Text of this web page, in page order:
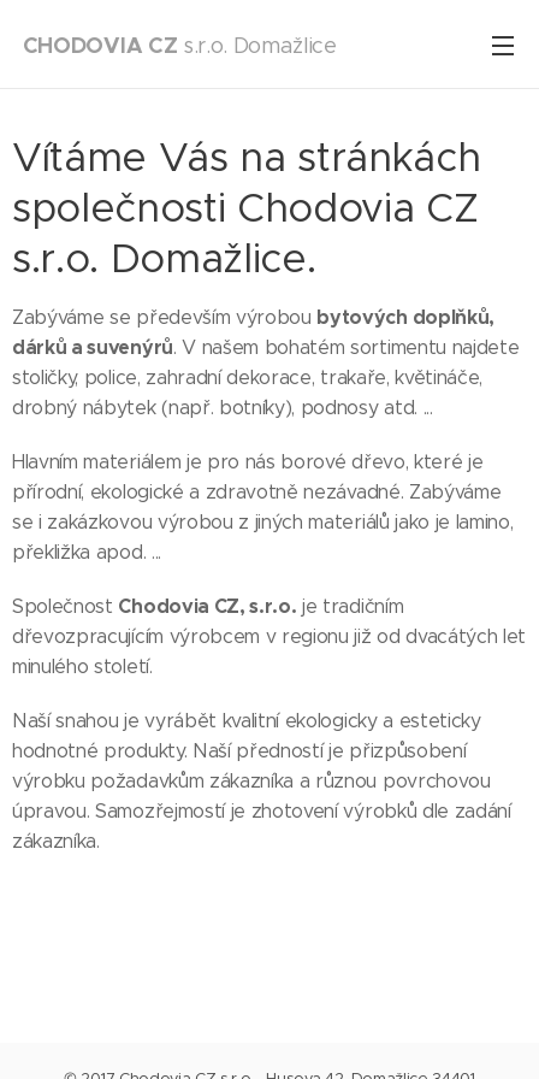
CHODOVIA CZ s.r.o. Domažlice
Vítáme Vás na stránkách
společnosti Chodovia CZ
s.r.o. Domažlice.
Zabýváme se především výrobou bytových doplňků,
dárků a suvenýrů. V našem bohatém sortimentu najdete
stoličky, police, zahradní dekorace, trakaře, květináče,
drobný nábytek (např. botníky), podnosy atd. ...
Hlavním materiálem je pro nás borové dřevo, které je
přírodní, ekologické a zdravotně nezávadné. Zabýváme
se i zakázkovou výrobou z jiných materiálů jako je lamino,
překližka apod. ...
Společnost Chodovia CZ, s.r.o. je tradičním
dřevozpracujícím výrobcem v regionu již od dvacátých let
minulého století.
Naší snahou je vyrábět kvalitní ekologicky a esteticky
hodnotné produkty. Naší předností je přizpůsobení
výrobku požadavkům zákazníka a různou povrchovou
úpravou. Samozřejmostí je zhotovení výrobků dle zadání
zákazníka.